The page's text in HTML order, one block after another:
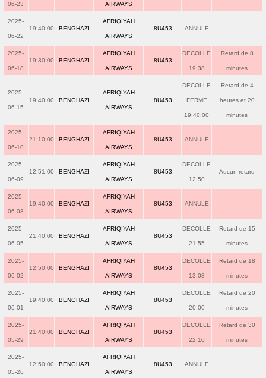
06-23 AIRWAYS
2025-
06-22
19:40:00 BENGHAZI
AFRIQIYAH
AIRWAYS
8U453 ANNULE
2025-
06-18
19:30:00 BENGHAZI
AFRIQIYAH
AIRWAYS
8U453
DECOLLE
19:38
Retard de 8
minutes
2025-
06-15
19:40:00 BENGHAZI
AFRIQIYAH
AIRWAYS
8U453
DECOLLE
FERME
19:40:00
Retard de 4
heures et 20
minutes
2025-
06-10
21:10:00 BENGHAZI
AFRIQIYAH
AIRWAYS
8U453 ANNULE
2025-
06-09
12:51:00 BENGHAZI
AFRIQIYAH
AIRWAYS
8U453
DECOLLE
12:50
Aucun retard
2025-
06-08
19:40:00 BENGHAZI
AFRIQIYAH
AIRWAYS
8U453 ANNULE
2025-
06-05
21:40:00 BENGHAZI
AFRIQIYAH
AIRWAYS
8U453
DECOLLE
21:55
Retard de 15
minutes
2025-
06-02
12:50:00 BENGHAZI
AFRIQIYAH
AIRWAYS
8U453
DECOLLE
13:08
Retard de 18
minutes
2025-
06-01
19:40:00 BENGHAZI
AFRIQIYAH
AIRWAYS
8U453
DECOLLE
20:00
Retard de 20
minutes
2025-
05-29
21:40:00 BENGHAZI
AFRIQIYAH
AIRWAYS
8U453
DECOLLE
22:10
Retard de 30
minutes
2025-
05-26
12:50:00 BENGHAZI
AFRIQIYAH
AIRWAYS
8U453 ANNULE